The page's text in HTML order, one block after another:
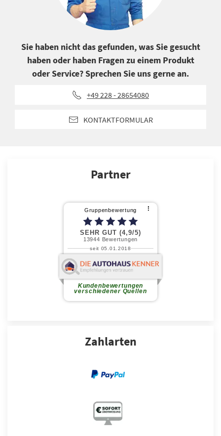
Sie haben nicht das gefunden, was Sie gesucht
haben oder haben Fragen zu einem Produkt
oder Service? Sprechen Sie uns gerne an.
+49 228 - 28654080
KONTAKTFORMULAR
Partner
Zahlarten